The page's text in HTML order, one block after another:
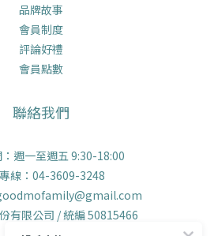
品牌故事
會員制度
評論好禮
會員點數
聯絡我們
週一至週五 9:30-18:00
線：04-3609-3248
有限公司 / 統編 50815466